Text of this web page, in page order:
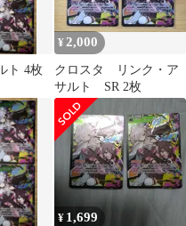
ト 4枚
¥2,000
クロスタ リンク・ア
サルト SR 2枚
¥ 1,699